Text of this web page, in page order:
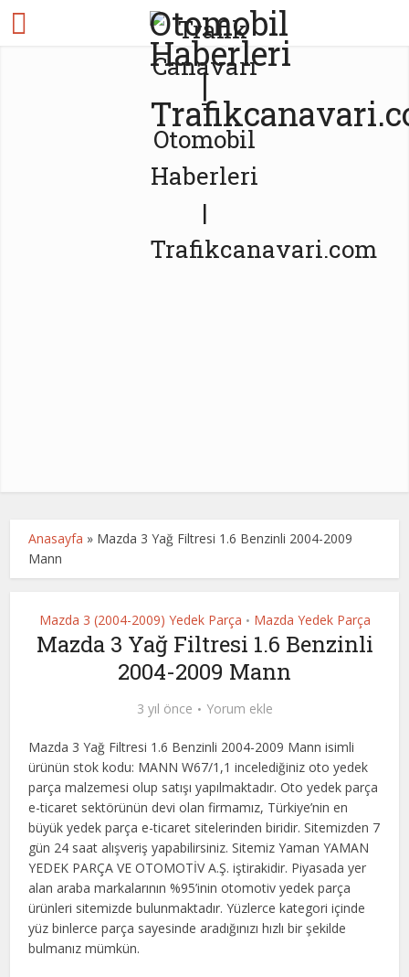
Anasayfa » Mazda 3 Yağ Filtresi 1.6 Benzinli 2004-2009
Mann
Mazda 3 (2004-2009) Yedek Parça • Mazda Yedek Parça
Mazda 3 Yağ Filtresi 1.6 Benzinli
2004-2009 Mann
3 yıl önce Yorum ekle
Mazda 3 Yağ Filtresi 1.6 Benzinli 2004-2009 Mann isimli
ürünün stok kodu: MANN W67/1,1 incelediğiniz oto yedek
parça malzemesi olup satışı yapılmaktadır. Oto yedek parça
e-ticaret sektörünün devi olan firmamız, Türkiye’nin en
büyük yedek parça e-ticaret sitelerinden biridir. Sitemizden 7
gün 24 saat alışveriş yapabilirsiniz. Sitemiz Yaman YAMAN
YEDEK PARÇA VE OTOMOTİV A.Ş. iştirakidir. Piyasada yer
alan araba markalarının %95’inin otomotiv yedek parça
ürünleri sitemizde bulunmaktadır. Yüzlerce kategori içinde
yüz binlerce parça sayesinde aradığınızı hızlı bir şekilde
bulmanız mümkün.